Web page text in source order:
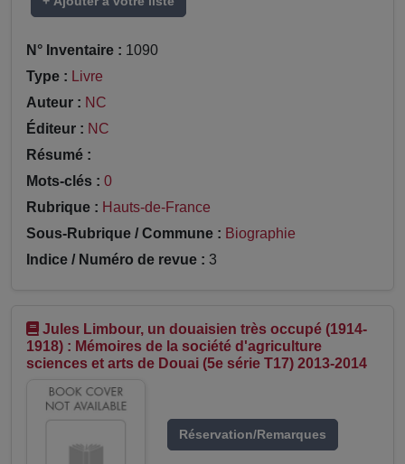
N° Inventaire : 1090
Type : Livre
Auteur : NC
Éditeur : NC
Résumé :
Mots-clés : 0
Rubrique : Hauts-de-France
Sous-Rubrique / Commune : Biographie
Indice / Numéro de revue : 3
Jules Limbour, un douaisien très occupé (1914-
1918) : Mémoires de la société d'agriculture
sciences et arts de Douai (5e série T17) 2013-2014
Réservation/Remarques